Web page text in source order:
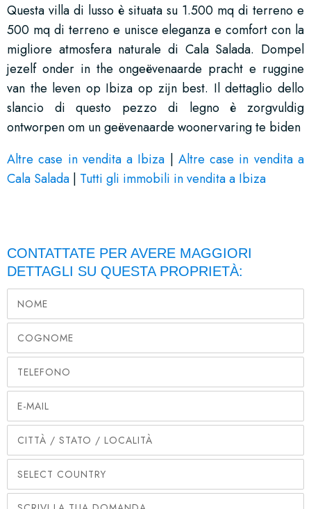
Questa villa di lusso è situata su 1.500 mq di terreno e
500 mq di terreno e unisce eleganza e comfort con la
migliore atmosfera naturale di Cala Salada. Dompel
jezelf onder in the ongeëvenaarde pracht e ruggine
van the leven op Ibiza op zijn best. Il dettaglio dello
slancio di questo pezzo di legno è zorgvuldig
ontworpen om un geëvenaarde woonervaring te biden
Altre case in vendita a Ibiza | Altre case in vendita a
Cala Salada | Tutti gli immobili in vendita a Ibiza
CONTATTATE PER AVERE MAGGIORI
DETTAGLI SU QUESTA PROPRIETÀ: